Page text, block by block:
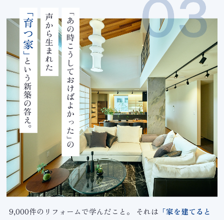
9,000件のリフォームで学んだこと。 それは 「家を建てると